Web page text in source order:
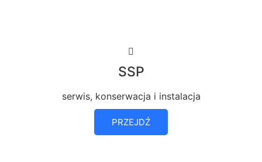
SSP
serwis, konserwacja i instalacja
PRZEJDŹ